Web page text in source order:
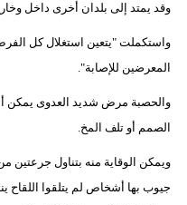
وقد يمتد إلى بلدان أخرى داخل
واستكملت "يتعين استغلال كل
المعرضين للإصابة".
والحصبة مرض شديد العدوى يمكن
الصمم أو تلف المخ.
ويمكن الوقاية منه بتناول جرعتين
جيوب بها أشخاص لم يتلقوا